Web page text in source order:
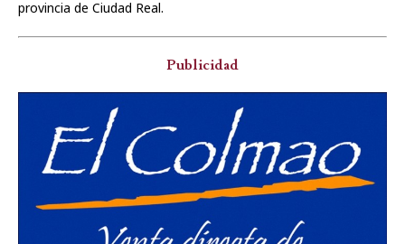
provincia de Ciudad Real.
Publicidad